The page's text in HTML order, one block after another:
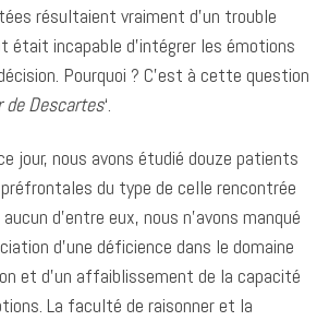
résultaient vraiment d’un trouble
était incapable d’intégrer les émotions
Pourquoi ? C’est à cette question
de Descartes‘.
jour, nous avons étudié douze patients
du type de celle rencontrée
d’entre eux, nous n’avons manqué
d’une déficience dans le domaine
et d’un affaiblissement de la capacité
La faculté de raisonner et la